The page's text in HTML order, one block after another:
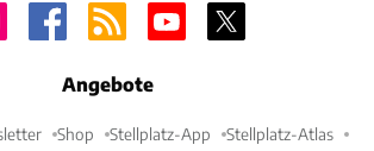
Angebote
Shop Stellplatz-App Stellplatz-Atlas